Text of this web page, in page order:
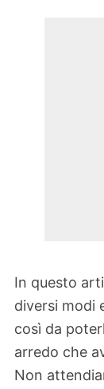
In questo
diversi modi
così da
arredo che
Non